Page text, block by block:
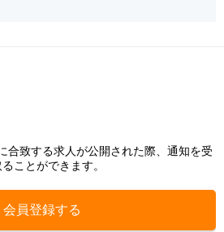
合致する求人が公開された際、通知を受
ことができます。
会員登録する